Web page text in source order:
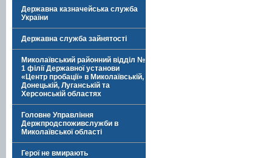
Державна казначейська служба
України
Державна служба зайнятості
Миколаївський районний відділ №
1 філії Державної установи
«Центр пробації» в Миколаївській,
Донецькій, Луганській та
Херсонській областях
Головне Управління
Держпродспоживслужби в
Миколаївської області
Герої не вмирають